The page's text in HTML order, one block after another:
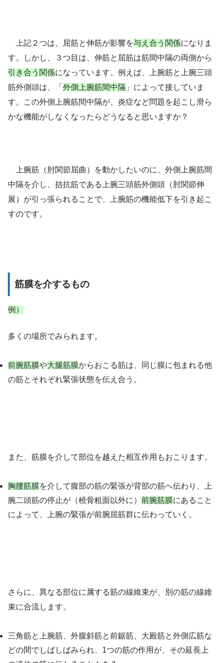
上記２つは、屈筋と伸筋が影響を与え合う関係になりま
す。しかし、３つ目は、伸筋と屈筋は筋間中隔の両側から
引き合う関係になっています。例えば、
上腕筋と上腕三頭
筋外側頭は、「 外側上腕筋間中隔 」によって接していま
す。この外側上腕筋間中隔が、炎症など問題を起こし滑ら
かな機能がしなくなったらどうなると思いますか？
上腕筋（肘関節屈曲）を動かしたいのに、外側上腕筋間
中隔を介し、拮抗筋である上腕三頭筋外側頭（肘関節伸
展）が引っ張られることで、上腕筋の機能低下を引き起こ
すのです。
筋膜を介するもの
例）
多くの場所でみられます。
前腕筋膜や大腿筋膜からおこる筋は、同じ膜に包まれる他
の筋とそれぞれ緊張状態を伝え合う。
また、筋膜を介して部位を越えた相互作用もおこります。
胸腰筋膜を介して腹部の筋の緊張が背部の筋へ伝わり、上
腕二頭筋の停止が（橈骨粗面以外に） 前腕筋膜にあること
によって、上腕の緊張が前腕屈筋群に伝わっていく。
さらに、異なる部位に属する筋の線維束が、別の筋の線維
束に合流します。
三角筋と上腕筋、外腹斜筋と前鋸筋、大殿筋と外側広筋な
どの間でしばしばみられ、1つの筋の作用が、その延長上